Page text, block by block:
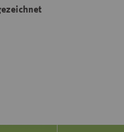
bewerten?